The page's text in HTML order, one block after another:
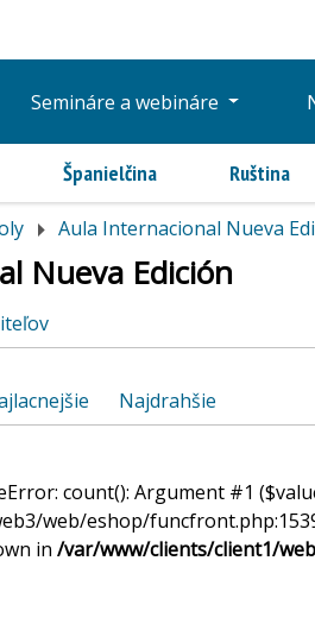
Semináre a webináre
Španielčina Ruština
Aula Internacional Nueva
Nueva Edición
Najdrahšie
count(): Argument #1
web/eshop/
in /var/www/clients/client1/